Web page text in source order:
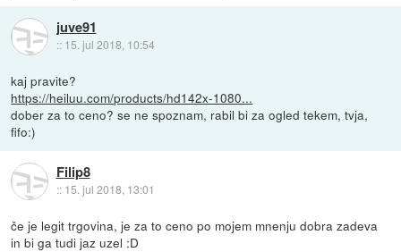
juve91
:: 15. jul 2018, 10:54
kaj pravite?
https://heiluu.com/products/hd142x-1080...
dober za to ceno? se ne spoznam, rabil bi za ogled tekem, tvja,
fifo:)
Filip8
:: 15. jul 2018, 13:01
če je legit trgovina, je za to ceno po mojem mnenju dobra zadeva
in bi ga tudi jaz uzel :D